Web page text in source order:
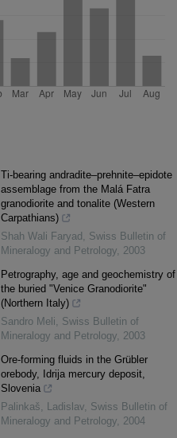
Ti-bearing andradite–prehnite–epidote
assemblage from the Malá Fatra
granodiorite and tonalite (Western
Carpathians)
Shah Wali Faryad , Swiss Bulletin of
Mineralogy and Petrology, 2003
Petrography, age and geochemistry of
the buried "Venice Granodiorite"
(Northern Italy)
Sandro Meli, Swiss Bulletin of
Mineralogy and Petrology, 2003
Ore-forming fluids in the Grübler
orebody, Idrija mercury deposit,
Slovenia
Palinkaš, Ladislav, Swiss Bulletin of
Mineralogy and Petrology, 2004